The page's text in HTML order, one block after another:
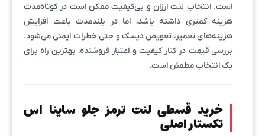
است. انتخاب لنت ارزان و بی‌کیفیت ممکن است در کوتاه‌مدت
هزینه کمتری داشته باشد، اما در بلندمدت باعث افزایش
هزینه‌های تعمیر، تعویض دیسک و حتی خطرات ایمنی می‌شود.
بررسی قیمت در کنار کیفیت و اعتبار فروشنده، بهترین راه برای
یک انتخاب مطمئن است.
خرید قسطی لنت ترمز جلو ساینا اس
تکستار اصلی